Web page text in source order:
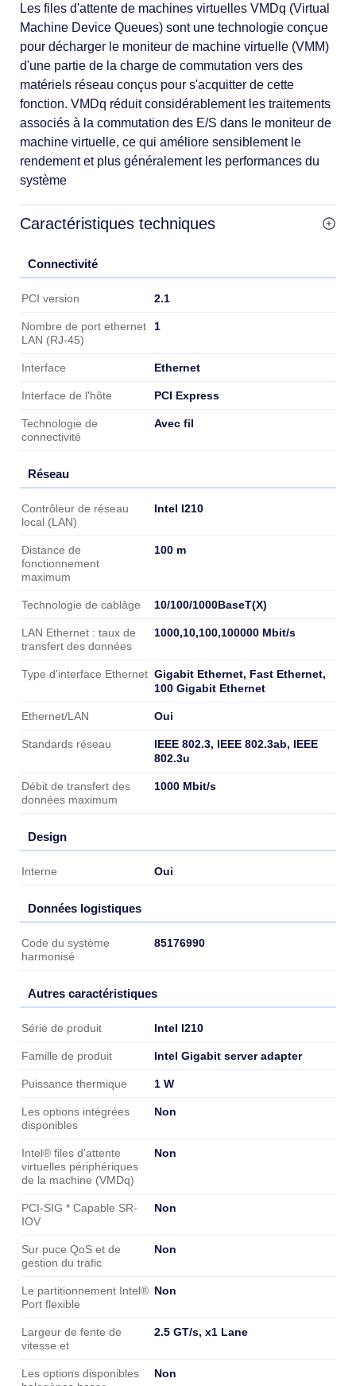
Les files d'attente de machines virtuelles VMDq (Virtual
Machine Device Queues) sont une technologie conçue
pour décharger le moniteur de machine virtuelle (VMM)
d'une partie de la charge de commutation vers des
matériels réseau conçus pour s'acquitter de cette
fonction. VMDq réduit considérablement les traitements
associés à la commutation des E/S dans le moniteur de
machine virtuelle, ce qui améliore sensiblement le
rendement et plus généralement les performances du
système
Caractéristiques techniques
Connectivité
Connectivité
PCI version 2.1
Nombre de port ethernet
LAN (RJ-45)
1
Interface Ethernet
Interface de l'hôte PCI Express
Technologie de
connectivité
Avec fil
Réseau
Réseau
Contrôleur de réseau
local (LAN)
Intel I210
Distance de
fonctionnement
maximum
100 m
Technologie de cablâge 10/100/1000BaseT(X)
LAN Ethernet : taux de
transfert des données
1000,10,100,100000 Mbit/s
Type d'interface Ethernet Gigabit Ethernet, Fast Ethernet,
100 Gigabit Ethernet
Ethernet/LAN Oui
Standards réseau
IEEE 802.3, IEEE 802.3ab, IEEE
802.3u
Débit de transfert des
données maximum
1000 Mbit/s
Design
Design
Interne Oui
Données logistiques
Données logistiques
Code du système
harmonisé
85176990
Autres caractéristiques
Autres caractéristiques
Série de produit Intel I210
Famille de produit Intel Gigabit server adapter
Puissance thermique 1 W
Les options intégrées
disponibles
Non
Intel® files d'attente
virtuelles périphériques
de la machine (VMDq)
Non
PCI-SIG * Capable SR-
IOV
Non
Sur puce QoS et de
gestion du trafic
Non
Le partitionnement Intel®
Port flexible
Non
Largeur de fente de
vitesse et
2.5 GT/s, x1 Lane
Les options disponibles
Non